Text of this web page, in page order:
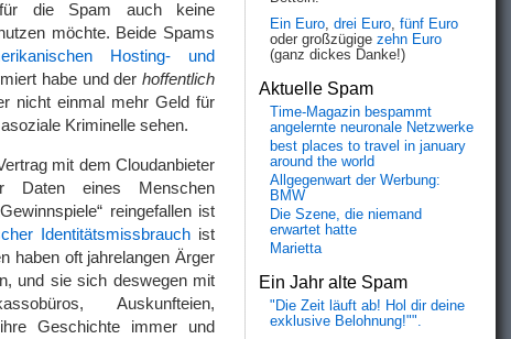
die Spam auch keine
möchte. Beide Spams
Hosting- und
habe und der hoffentlich
nicht einmal mehr Geld für
Kriminelle sehen.
mit dem Cloudanbieter
Daten eines Menschen
reingefallen ist
Identitätsmissbrauch ist
haben oft jahrelangen Ärger
und sie sich deswegen mit
Auskunfteien,
Geschichte immer und
Ein Euro, drei Euro, fünf Euro
oder großzügige zehn Euro
(ganz dickes Danke!)
Aktuelle Spam
Time-Magazin bespammt
angelernte neuronale Netzwerke
best places to travel in january
around the world
Allgegenwart der Werbung:
BMW
Die Szene, die niemand
erwartet hatte
Marietta
Ein Jahr alte Spam
"Die Zeit läuft ab! Hol dir deine
exklusive Belohnung!"".